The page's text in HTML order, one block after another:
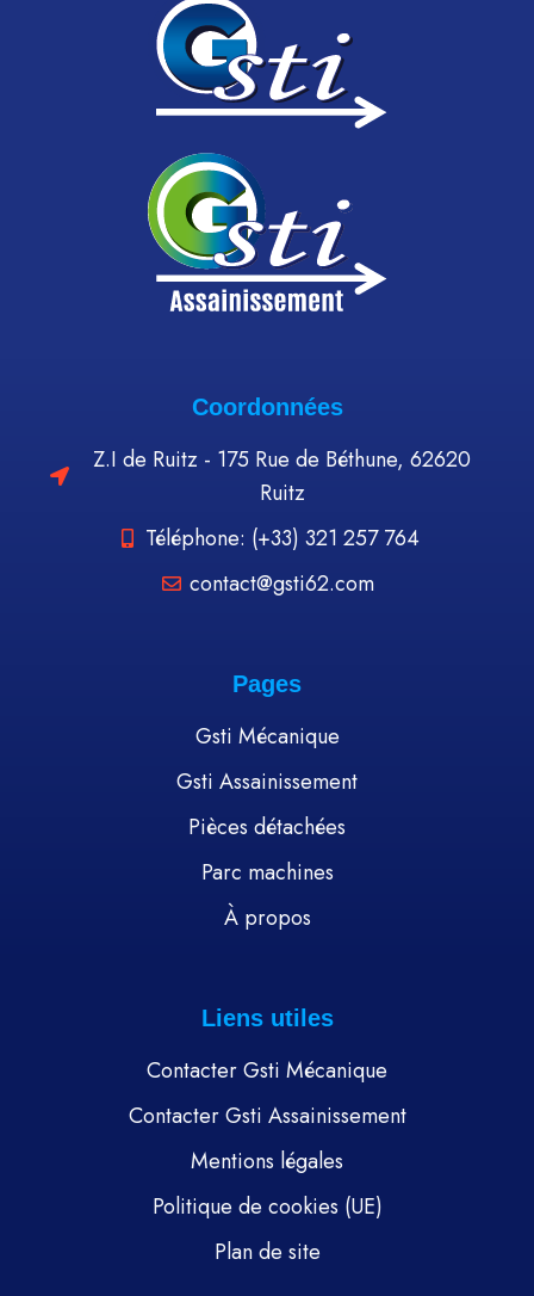
Coordonnées
Z.I de Ruitz - 175 Rue de Béthune, 62620
Ruitz
Téléphone: (+33) 321 257 764
contact@gsti62.com
Pages
Gsti Mécanique
Gsti Assainissement
Pièces détachées
Parc machines
À propos
Liens utiles
Contacter Gsti Mécanique
Contacter Gsti Assainissement
Mentions légales
Politique de cookies (UE)
Plan de site